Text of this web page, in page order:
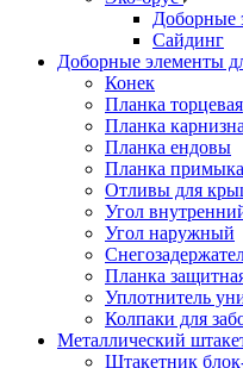
Доборные
Сайдинг
Доборные элементы
Конек
Планка торцевая
Планка
Планка ендовы
Планка
Отливы для
Угол
Угол наружный
Планка
Уплотнитель
Колпаки для
Металлический
Штакетник